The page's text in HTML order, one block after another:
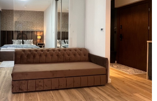
Zobacz wszystkie